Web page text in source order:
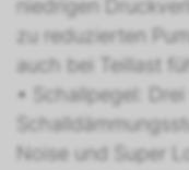
niedrigen
zu reduzierten
auch bei Teillast
• Schallpegel:
Noise und Super